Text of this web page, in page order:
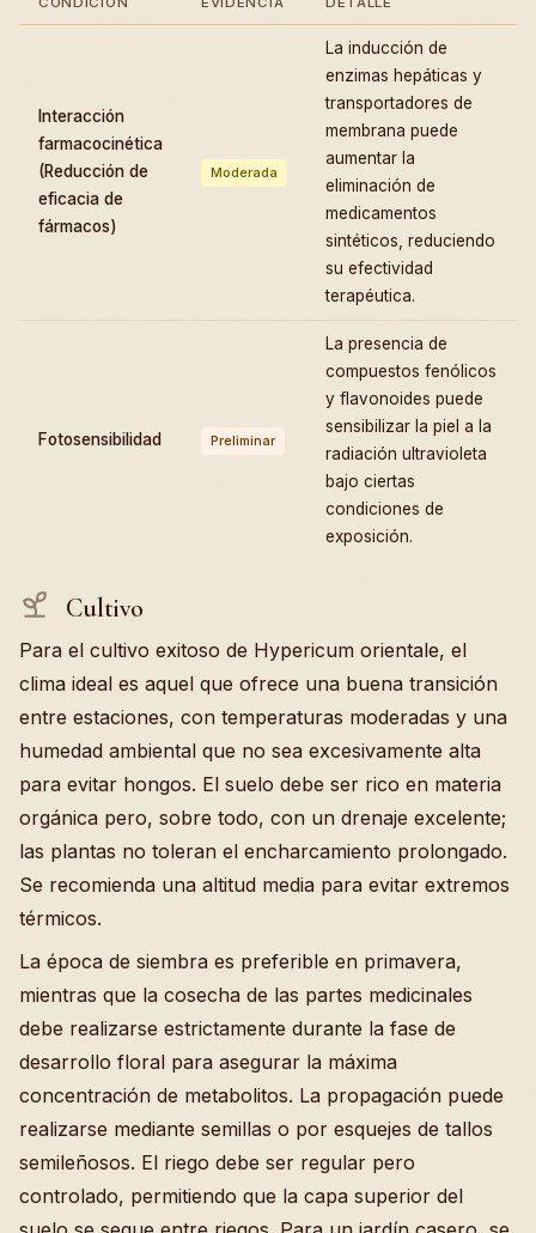
Interacción
farmacocinética
(Reducción de
eficacia de
fármacos)
Moderada
La inducción de
enzimas hepáticas y
transportadores de
membrana puede
aumentar la
eliminación de
medicamentos
sintéticos, reduciendo
su efectividad
terapéutica.
Fotosensibilidad Preliminar
La presencia de
compuestos fenólicos
y flavonoides puede
sensibilizar la piel a la
radiación ultravioleta
bajo ciertas
condiciones de
exposición.
Cultivo
Para el cultivo exitoso de Hypericum orientale, el
clima ideal es aquel que ofrece una buena transición
entre estaciones, con temperaturas moderadas y una
humedad ambiental que no sea excesivamente alta
para evitar hongos. El suelo debe ser rico en materia
orgánica pero, sobre todo, con un drenaje excelente;
las plantas no toleran el encharcamiento prolongado.
Se recomienda una altitud media para evitar extremos
térmicos.
La época de siembra es preferible en primavera,
mientras que la cosecha de las partes medicinales
debe realizarse estrictamente durante la fase de
desarrollo floral para asegurar la máxima
concentración de metabolitos. La propagación puede
realizarse mediante semillas o por esquejes de tallos
semileñosos. El riego debe ser regular pero
controlado, permitiendo que la capa superior del